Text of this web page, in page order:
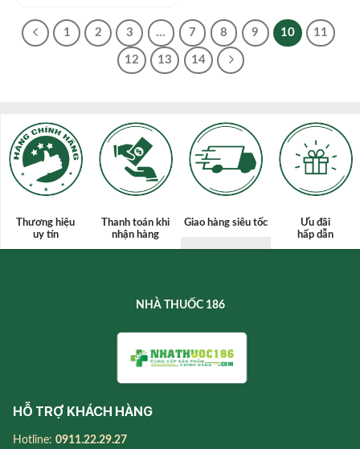
1 2 3 … 7 8 9 10 11
12 13 14
Thương hiệu
uy tín
Thanh toán khi
nhận hàng
Giao hàng siêu tốc
Ưu đãi
hấp dẫn
NHÀ THUỐC 186
HỖ TRỢ KHÁCH HÀNG
Hotline: 0911.22.29.27